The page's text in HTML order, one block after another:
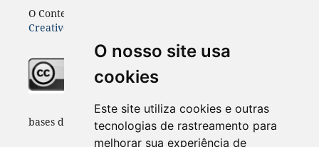
O nosso site usa
cookies
Este site utiliza cookies e outras
tecnologias de rastreamento para
melhorar sua experiência de
O Conteúdo desta revista está publicado sob a licença
Creative Common Atribuição 4.0
Indexadores e
bases de dados: